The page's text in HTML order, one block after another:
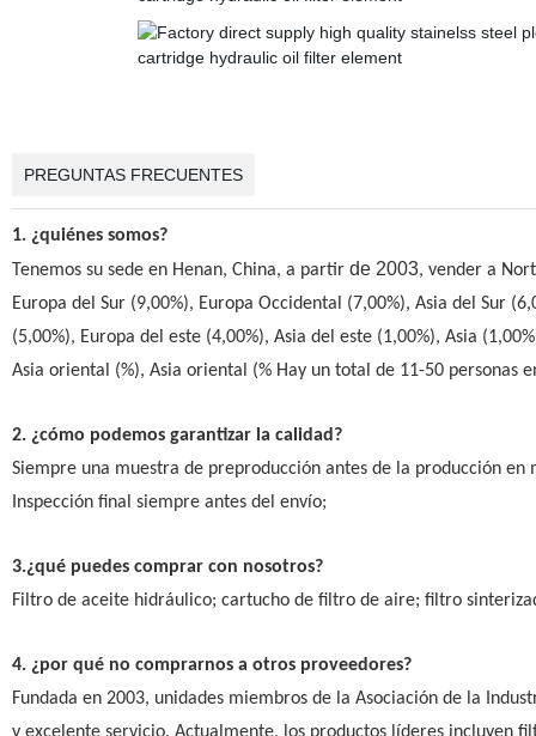
PREGUNTAS FRECUENTES
1. ¿quiénes somos?
Tenemos su sede en Henan, China, a partirde 2003, vender a
Europa del Sur (9,00%), Europa Occidental (7,00%), Asia del Sur
(5,00%), Europa del este (4,00%), Asia del este (1,00%), Asia
Asia oriental (%), Asia oriental (% Hay un total de 11-50 personas
2. ¿cómo podemos garantizar la calidad?
Siempre una muestra de preproducción antes de la producción en
Inspección final siempre antes del envío;
3.¿qué puedes comprar con nosotros?
Filtro de aceite hidráulico; cartucho de filtro de aire; filtro
4. ¿por qué no comprarnos a otros proveedores?
Fundada en 2003, unidades miembros de la Asociación de la